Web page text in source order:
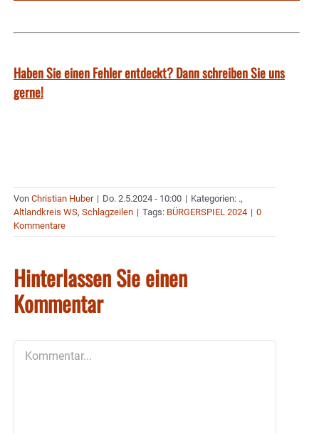
Haben Sie einen Fehler entdeckt? Dann schreiben Sie uns
gerne!
Von Christian Huber | Do. 2.5.2024 - 10:00 | Kategorien: .,
Altlandkreis WS, Schlagzeilen | Tags: BÜRGERSPIEL 2024 | 0
Kommentare
Hinterlassen Sie einen
Kommentar